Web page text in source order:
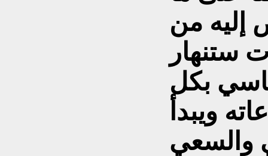
إليه من
ستنهار
بكل
ويبدأ
والسعي